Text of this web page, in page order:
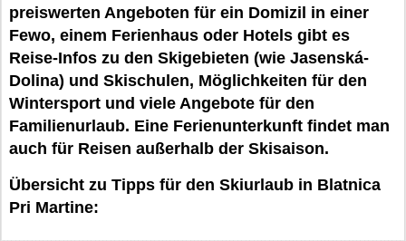
preiswerten Angeboten für ein Domizil in einer
Fewo, einem Ferienhaus oder Hotels gibt es
Reise-Infos zu den Skigebieten (wie Jasenská-
Dolina) und Skischulen, Möglichkeiten für den
Wintersport und viele Angebote für den
Familienurlaub. Eine Ferienunterkunft findet man
auch für Reisen außerhalb der Skisaison.
Übersicht zu Tipps für den Skiurlaub in Blatnica
Pri Martine: